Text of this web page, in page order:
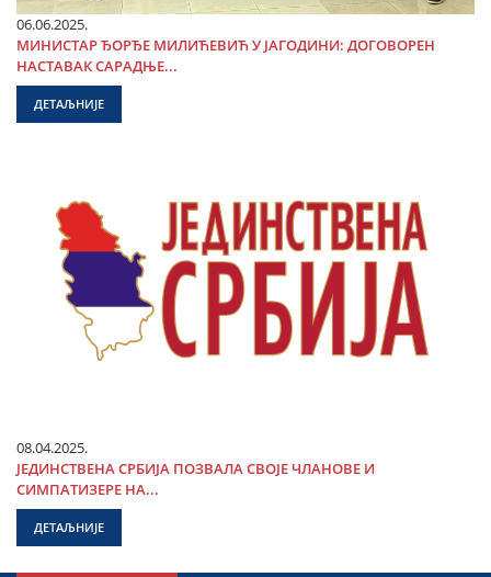
06.06.2025.
МИНИСТАР ЂОРЂЕ МИЛИЋЕВИЋ У ЈАГОДИНИ: ДОГОВОРЕН
НАСТАВАК САРАДЊЕ...
ДЕТАЉНИЈЕ
08.04.2025.
ЈЕДИНСТВЕНА СРБИЈА ПОЗВАЛА СВОЈЕ ЧЛАНОВЕ И
СИМПАТИЗЕРЕ НА...
ДЕТАЉНИЈЕ